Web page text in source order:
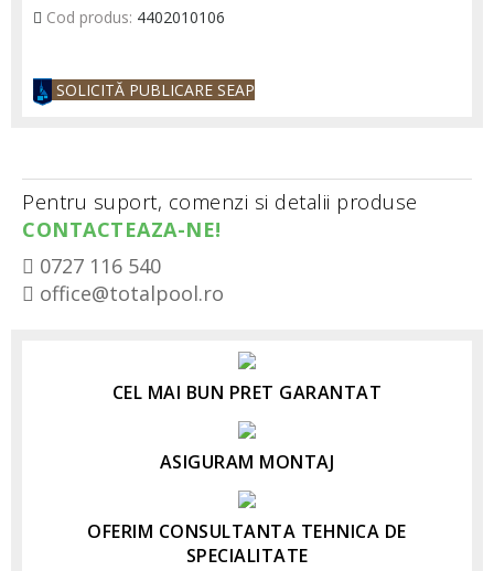
Cod produs: 4402010106
SOLICITĂ PUBLICARE SEAP
Pentru suport, comenzi si detalii produse
CONTACTEAZA-NE!
0727 116 540
office@totalpool.ro
CEL MAI BUN PRET GARANTAT
ASIGURAM MONTAJ
OFERIM CONSULTANTA TEHNICA DE
SPECIALITATE